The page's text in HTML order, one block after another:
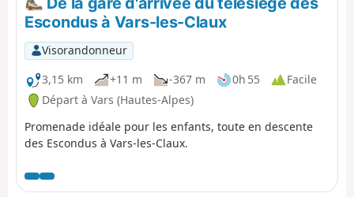
Escondus à Vars-les-Claux
Visorandonneur
3,15 km
+11 m -367 m 0h 55
Facile
Départ à Vars (Hautes-Alpes)
Promenade idéale pour les enfants, toute en descente
des Escondus à Vars-les-Claux.